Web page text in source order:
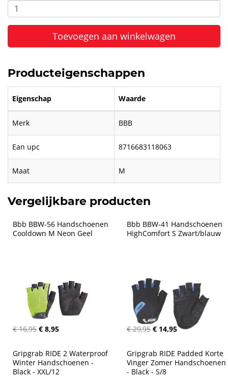
Toevoegen aan winkelwagen
Producteigenschappen
Eigenschap Waarde
Merk BBB
Ean upc 8716683118063
Maat M
Vergelijkbare producten
Bbb BBW-56 Handschoenen
Cooldown M Neon Geel
€ 16,95 € 8,95
Bbb BBW-41 Handschoenen
HighComfort S Zwart/blauw
€ 29,95 € 14,95
Gripgrab RIDE 2 Waterproof
Winter Handschoenen -
Black - XXL/12
Gripgrab RIDE Padded Korte
Vinger Zomer Handschoenen
- Black - S/8